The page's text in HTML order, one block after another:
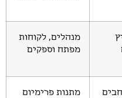
מנהלים, לקוחות
מפתח וספקים
מתנות פרימיום